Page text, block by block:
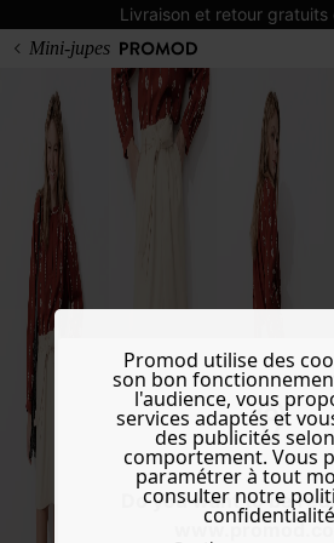
Livraison et retour
Do you want to be
Mini-jupes
Promod utilise des
son bon
l'audience, vous
services adaptés et
des publicités
comportement. Vous
paramétrer à tout
consulter notre